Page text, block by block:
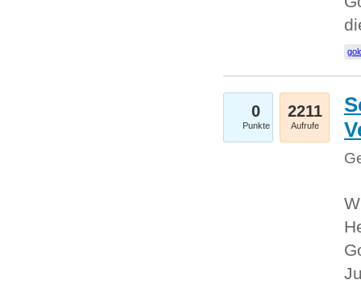
0
Punkte
2211
Aufrufe